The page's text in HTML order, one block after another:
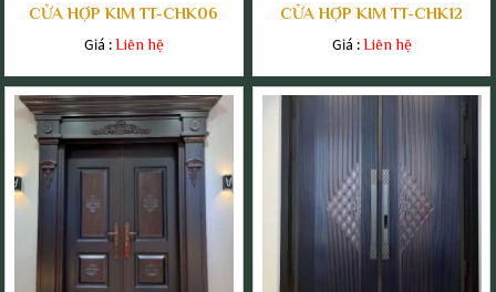
CỬA HỢP KIM TT-CHK06
Giá :Liên hệ
CỬA HỢP KIM TT-CHK12
Giá :Liên hệ